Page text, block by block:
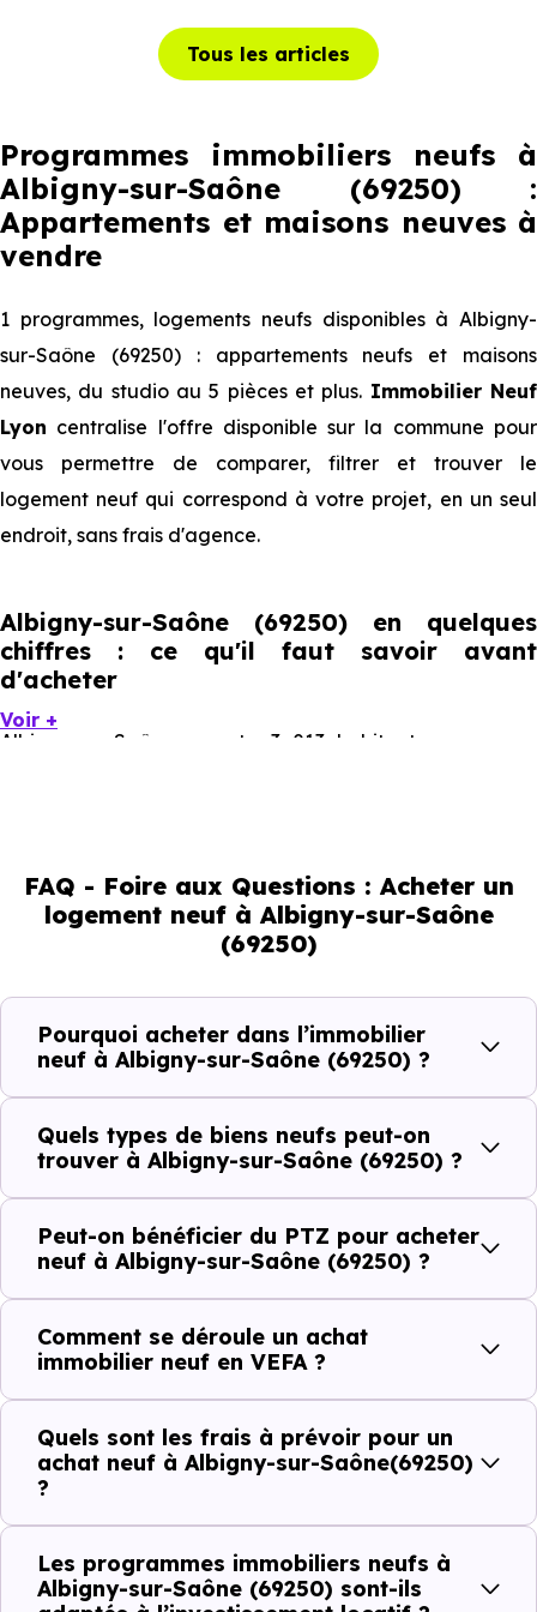
Tous les articles
Programmes immobiliers neufs à
Albigny-sur-Saône (69250) :
Appartements et maisons neuves à
vendre
1 programmes, logements neufs disponibles à Albigny-
sur-Saône (69250) : appartements neufs et maisons
neuves, du studio au 5 pièces et plus. Immobilier Neuf
Lyon centralise l'offre disponible sur la commune pour
vous permettre de comparer, filtrer et trouver le
logement neuf qui correspond à votre projet, en un seul
endroit, sans frais d'agence.
Albigny-sur-Saône (69250) en quelques
chiffres : ce qu'il faut savoir avant
d'acheter
Albigny-sur-Saône compte 3 013 habitants, avec une
36.24 % d'adultes (dont 68.7 % d'actifs), 31.46 % de
seniors, 14.64 % de jeunes et 17.66 % d'enfants. Un profil
démographique qui renseigne directement sur la
demande locative locale et les typologies de biens les
plus recherchées.
Côté cadre de vie, Albigny-sur-Saône (69250) dispose de
6 commerces, 7 professions médicales et 1 établissements
scolaires. Des équipements du quotidien qui constituent
autant d'arguments concrets pour habiter ou investir
dans la commune.
Combien coûte un logement à Albigny-sur-
Saône (69250) ?
C'est souvent la première question. Voici les repères de
prix à connaître pour un achat immobilier à Albigny-sur-
Saône (69250) :
Prix
Prix
Prix
Voir +
FAQ - Foire aux Questions : Acheter un
logement neuf à Albigny-sur-Saône
(69250)
Pourquoi acheter dans l’immobilier
neuf à Albigny-sur-Saône (69250) ?
Quels types de biens neufs peut-on
trouver à Albigny-sur-Saône (69250) ?
Peut-on bénéficier du PTZ pour acheter
neuf à Albigny-sur-Saône (69250) ?
Comment se déroule un achat
immobilier neuf en VEFA ?
Quels sont les frais à prévoir pour un
achat neuf à Albigny-sur-Saône(69250)
?
Les programmes immobiliers neufs à
Albigny-sur-Saône (69250) sont-ils